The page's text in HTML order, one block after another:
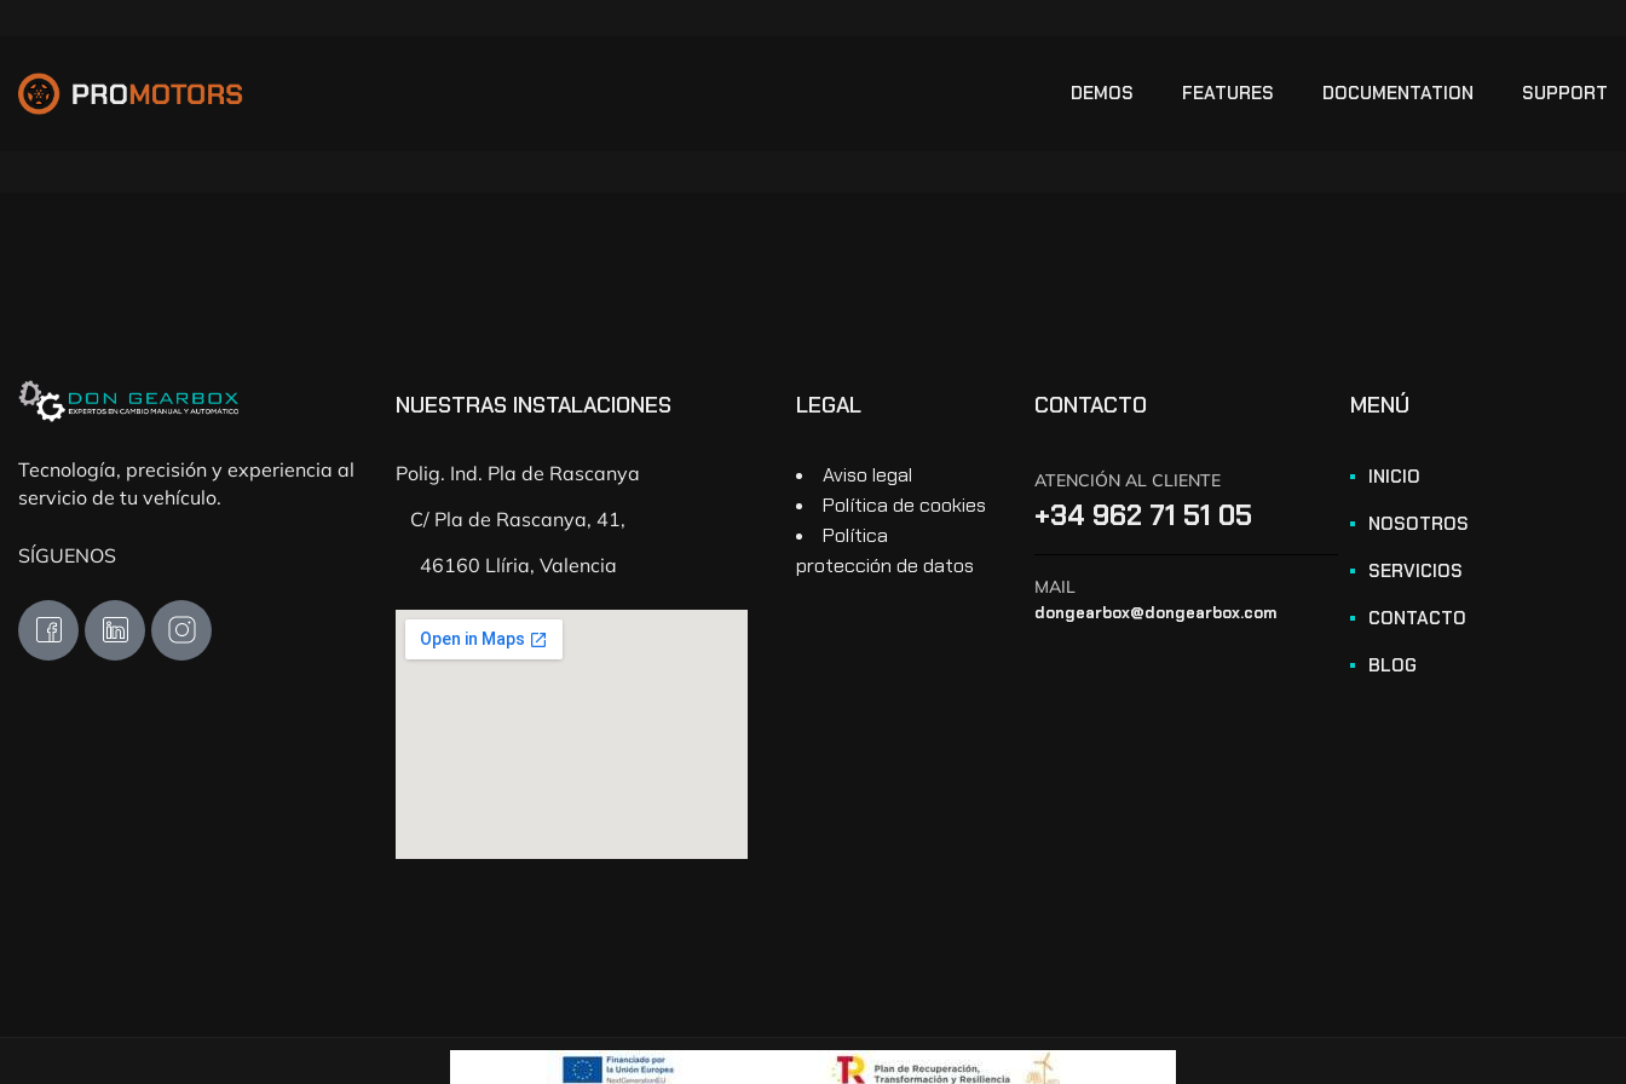
DEMOS FEATURES DOCUMENTATION SUPPORT
Tecnología, precisión y experiencia al
servicio de tu vehículo.
SÍGUENOS
NUESTRAS INSTALACIONES
Polig. Ind. Pla de Rascanya
C/ Pla de Rascanya, 41,
46160 Llíria, Valencia
LEGAL
Aviso legal
Política de cookies
Política
protección de datos
CONTACTO
ATENCIÓN AL CLIENTE
+34 962 71 51 05
MAIL
dongearbox@dongearbox.com
MENÚ
INICIO
NOSOTROS
SERVICIOS
CONTACTO
BLOG